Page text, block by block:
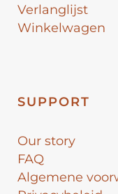
Verlanglijst
Winkelwagen
SUPPORT
Our story
FAQ
Algemene